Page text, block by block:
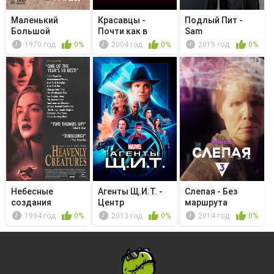
Маленький
Большой
Человек
1970 год 0%
Красавцы -
Почти как в
Малибу
2004 год 0%
Подлый Пит -
Sam
2015 год 0%
Небесные
создания
1994 год 0%
Агенты Щ.И.Т. -
Центр
2013 год 0%
Слепая - Без
маршрута
2014 год 0%